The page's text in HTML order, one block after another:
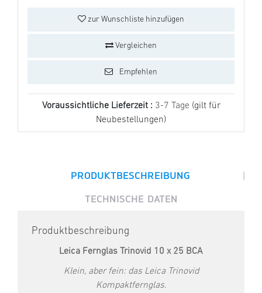
zur Wunschliste hinzufügen
Vergleichen
Empfehlen
Voraussichtliche Lieferzeit : 3-7 Tage (gilt für
Neubestellungen)
PRODUKTBESCHREIBUNG |
TECHNISCHE DATEN
Produktbeschreibung
Leica Fernglas Trinovid 10 x 25 BCA
Klein, aber fein: das Leica Trinovid
Kompaktfernglas.